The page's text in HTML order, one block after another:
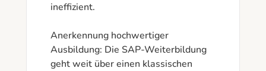
ineffizient.
Anerkennung hochwertiger
Ausbildung: Die SAP-Weiterbildung
geht weit über einen klassischen